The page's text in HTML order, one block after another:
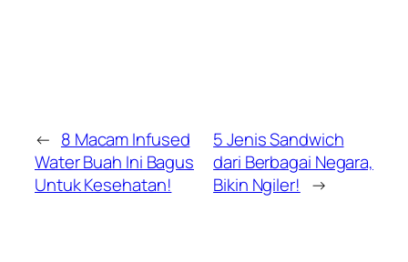
← 8 Macam Infused
Water Buah Ini Bagus
Untuk Kesehatan!
5 Jenis Sandwich
dari Berbagai Negara,
Bikin Ngiler! →